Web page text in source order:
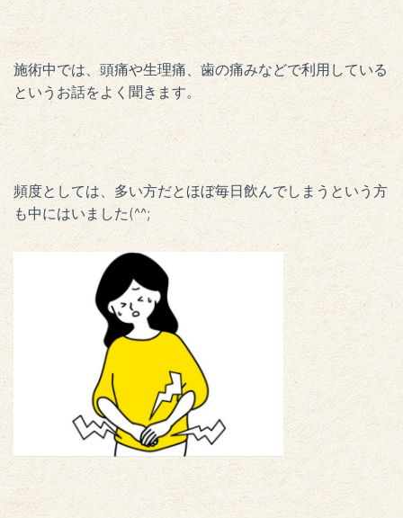
施術中では、頭痛や生理痛、歯の痛みなどで利用している
というお話をよく聞きます。
頻度としては、多い方だとほぼ毎日飲んでしまうという方
も中にはいました(^^;